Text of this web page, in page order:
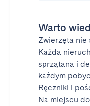
Warto
Zwierzęta nie
Każda
sprzątana i
każdym
Ręczniki i
Na miejscu